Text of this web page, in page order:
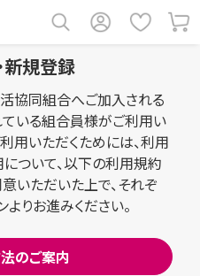
新規登録
協同組合へご加入される
いる組合員様がご利用い
用いただくためには、利用
ついて、以下の利用規約
いただいた上で、それぞ
りお進みください。
のご案内